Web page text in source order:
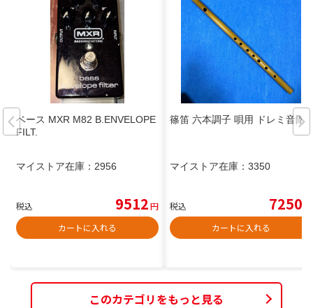
ベース MXR M82 B.ENVELOPE
FILT.
マイストア在庫： 2956
税込 9512円
カートに入れる
篠笛 六本調子 唄用 ドレミ音階
マイストア在庫： 3350
税込 7250
カートに入れる
このカテゴリをもっと見る